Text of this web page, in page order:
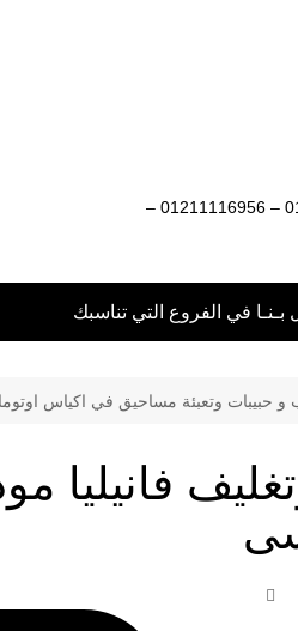
ماكينات تعبئة وتغليف 01211116954 – 01211116956 –
بـنـا في الفروع التي تناسبك
و حبيبات وتعبئة مساحيق في اكياس